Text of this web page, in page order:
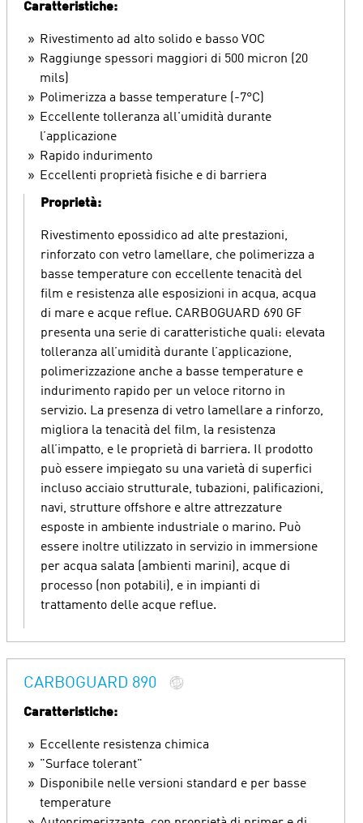
Caratteristiche:
Rivestimento ad alto solido e basso VOC
Raggiunge spessori maggiori di 500 micron (20
mils)
Polimerizza a basse temperature (-7°C)
Eccellente tolleranza all'umidità durante
l’applicazione
Rapido indurimento
Eccellenti proprietà fisiche e di barriera
Proprietà:
Rivestimento epossidico ad alte prestazioni,
rinforzato con vetro lamellare, che polimerizza a
basse temperature con eccellente tenacità del
film e resistenza alle esposizioni in acqua, acqua
di mare e acque reflue. CARBOGUARD 690 GF
presenta una serie di caratteristiche quali: elevata
tolleranza all’umidità durante l’applicazione,
polimerizzazione anche a basse temperature e
indurimento rapido per un veloce ritorno in
servizio. La presenza di vetro lamellare a rinforzo,
migliora la tenacità del film, la resistenza
all’impatto, e le proprietà di barriera. Il prodotto
può essere impiegato su una varietà di superfici
incluso acciaio strutturale, tubazioni, palificazioni,
navi, strutture offshore e altre attrezzature
esposte in ambiente industriale o marino. Può
essere inoltre utilizzato in servizio in immersione
per acqua salata (ambienti marini), acque di
processo (non potabili), e in impianti di
trattamento delle acque reflue.
CARBOGUARD 890
Caratteristiche:
Eccellente resistenza chimica
"Surface tolerant"
Disponibile nelle versioni standard e per basse
temperature